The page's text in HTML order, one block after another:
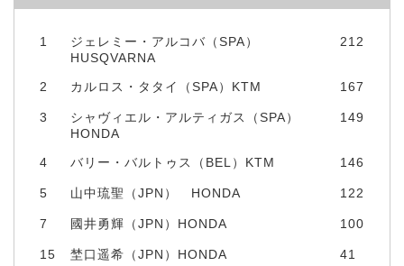
1
ジェレミー・アルコバ（SPA）
HUSQVARNA
212
2 カルロス・タタイ（SPA）KTM 167
3
シャヴィエル・アルティガス（SPA）
HONDA
149
4 バリー・バルトゥス（BEL）KTM 146
5 山中琉聖（JPN） HONDA 122
7 國井勇輝（JPN）HONDA 100
15 埜口遥希（JPN）HONDA 41